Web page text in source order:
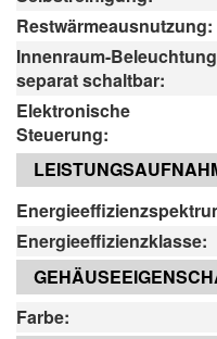
Restwärmeausnutzung:
Innenraum-Beleuchtung
separat schaltbar:
Elektronische
Steuerung:
Energieeffizienzklasse:
Farbe: